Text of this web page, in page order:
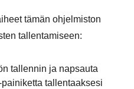
tämän ohjelmiston
tallentamiseen:
tallennin ja napsauta
painiketta tallentaaksesi